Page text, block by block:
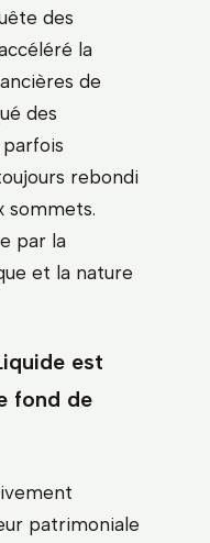
des
la
de
des
rebondi
sommets.
par la
et la nature
est
fond de
patrimoniale